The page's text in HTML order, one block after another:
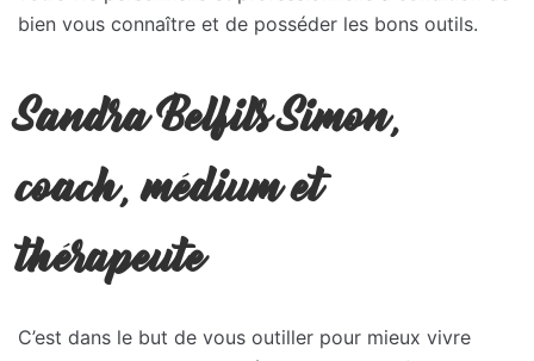
bien vous connaître et de posséder les bons outils.
Sandra Belfils Simon,
coach, médium et
thérapeute
C’est dans le but de vous outiller pour mieux vivre